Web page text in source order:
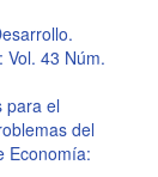
Vol. 43 Núm.
para el
del
Economía: